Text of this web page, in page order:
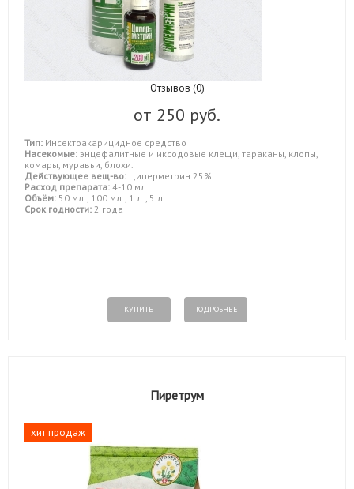
Отзывов (0)
от 250 руб.
Тип: Инсектоакарицидное средство
Насекомые: энцефалитные и иксодовые клещи, тараканы, клопы,
комары, муравьи, блохи.
Действующее вещ-во: Циперметрин 25%
Расход препарата: 4-10 мл.
Объём: 50 мл., 100 мл., 1 л., 5 л.
Срок годности: 2 года
КУПИТЬ ПОДРОБНЕЕ
Пиретрум
хит продаж